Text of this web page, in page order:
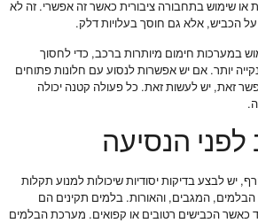
או שימוש בתחבורה ציבורית כאשר זה אפשרי. זה לא
הכביש, אלא גם חוסך בעלויות דלק.
במערכות חימום מיותרות ברכב, כדי לחסוך
יותר. אם יש אפשרות לנסוע עם חלונות פתוחים
זאת, יש לעשות זאת. כל פעולה קטנה יכולה
לפני הנסיעה
יש לבצע בדיקות יסודיות שיכולות למנוע תקלות
המגבים, והאורות. בלמים תקינים הם
כאשר הכבישים רטובים או קפואים. מערכת הבלמים